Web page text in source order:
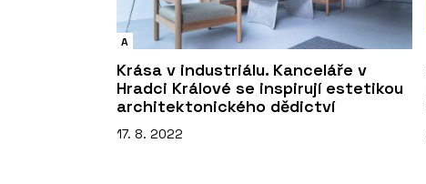
A
Krása v industriálu. Kanceláře v
Hradci Králové se inspirují estetikou
architektonického dědictví
17. 8. 2022